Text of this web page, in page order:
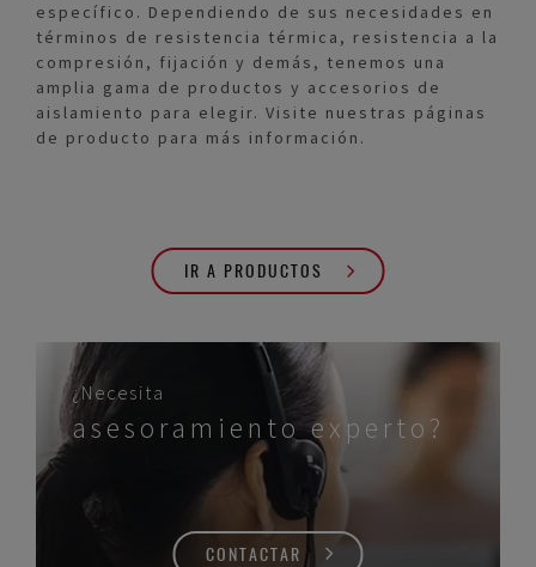
específico. Dependiendo de sus necesidades en
términos de resistencia térmica, resistencia a la
compresión, fijación y demás, tenemos una
amplia gama de productos y accesorios de
aislamiento para elegir. Visite nuestras páginas
de producto para más información.
IR A PRODUCTOS
¿Necesita
asesoramiento experto?
CONTACTAR